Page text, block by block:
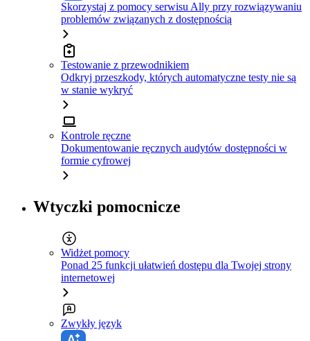
Skorzystaj z pomocy serwisu Ally przy rozwiązywaniu
problemów związanych z dostępnością
Testowanie z przewodnikiem
Odkryj przeszkody, których automatyczne testy nie są
w stanie wykryć
Kontrole ręczne
Dokumentowanie ręcznych audytów dostępności w
formie cyfrowej
Wtyczki pomocnicze
Widżet pomocy
Ponad 25 funkcji ułatwień dostępu dla Twojej strony
internetowej
Zwykły język